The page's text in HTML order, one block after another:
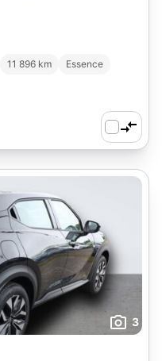
11 896 km
Essence
3